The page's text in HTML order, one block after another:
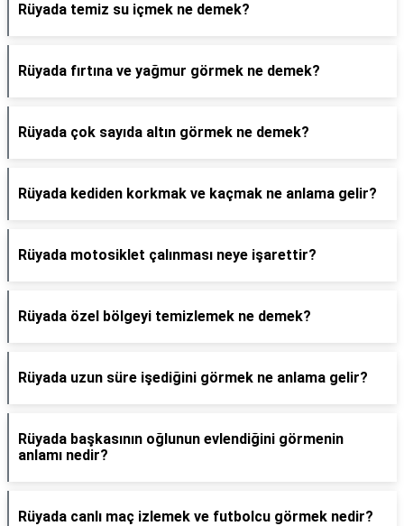
Rüyada temiz su içmek ne demek?
Rüyada fırtına ve yağmur görmek ne demek?
Rüyada çok sayıda altın görmek ne demek?
Rüyada kediden korkmak ve kaçmak ne anlama gelir?
Rüyada motosiklet çalınması neye işarettir?
Rüyada özel bölgeyi temizlemek ne demek?
Rüyada uzun süre işediğini görmek ne anlama gelir?
Rüyada başkasının oğlunun evlendiğini görmenin
anlamı nedir?
Rüyada canlı maç izlemek ve futbolcu görmek nedir?